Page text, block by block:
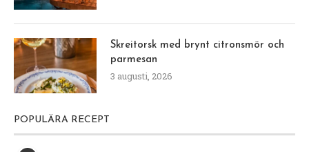
Skreitorsk med brynt citronsmör och
parmesan
3 augusti, 2026
POPULÄRA RECEPT